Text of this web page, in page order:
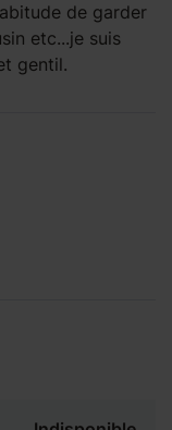
de garder
etc...je suis
gentil.